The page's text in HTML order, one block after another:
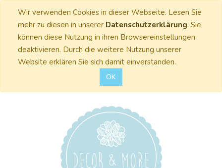
Wir verwenden Cookies in dieser Webseite. Lesen Sie
mehr zu diesen in unserer Datenschutzerklärung. Sie
können diese Nutzung in ihren Browsereinstellungen
deaktivieren. Durch die weitere Nutzung unserer
Website erklären Sie sich damit einverstanden.
OK